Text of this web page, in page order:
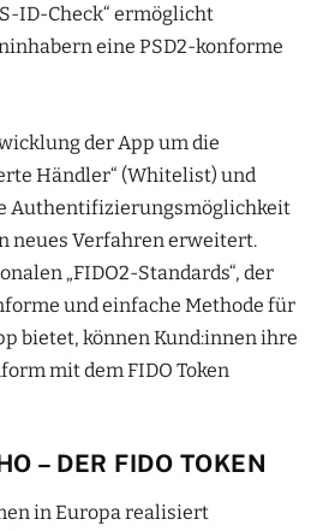
ID-Check“ ermöglicht
eine PSD2-konforme
der App um die
Händler“ (Whitelist) und
Authentifizierungsmöglichkeit
neues Verfahren erweitert.
„FIDO2-Standards“, der
und einfache Methode für
bietet, können Kund:innen ihre
mit dem FIDO Token
– DER FIDO TOKEN
in Europa realisiert